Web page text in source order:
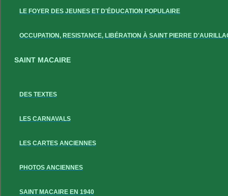
LE FOYER DES JEUNES ET D'ÉDUCATION POPULAIRE
OCCUPATION, RESISTANCE, LIBÉRATION À SAINT PIERRE
SAINT MACAIRE
DES TEXTES
LES CARNAVALS
LES CARTES ANCIENNES
PHOTOS ANCIENNES
SAINT MACAIRE EN 1940